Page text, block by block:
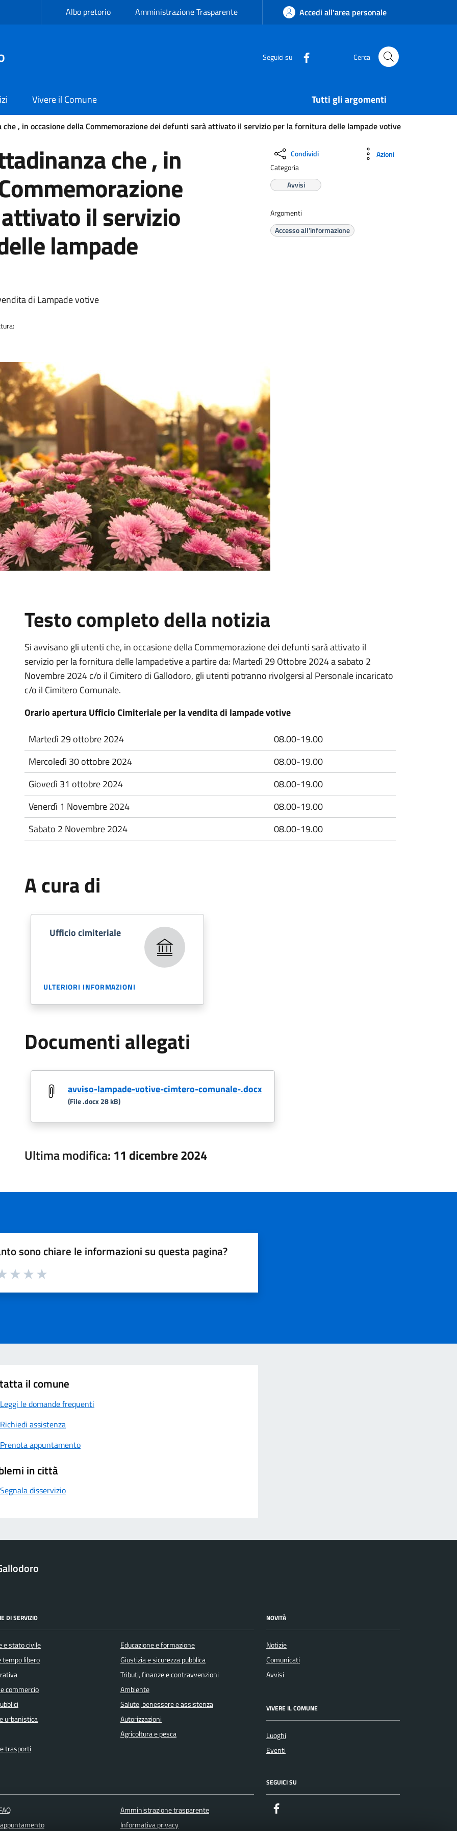
Albo pretorio Amministrazione Trasparente Accedi all'area personale
Seguici su Cerca
Vivere il Comune Tutti gli argomenti
, in occasione della Commemorazione dei defunti sarà attivato il servizio per la fornitura delle lampade votive
che , in
il servizio
lampade
di Lampade votive
Argomenti
Accesso all'informazione
Categoria
Avvisi
Condividi Azioni
Testo completo della notizia
Si avvisano gli utenti che, in occasione della Commemorazione dei defunti sarà attivato il
servizio per la fornitura delle lampadetive a partire da: Martedì 29 Ottobre 2024 a sabato 2
Novembre 2024 c/o il Cimitero di Gallodoro, gli utenti potranno rivolgersi al Personale incaricato
c/o il Cimitero Comunale.
Orario apertura Ufficio Cimiteriale per la vendita di lampade votive
Martedì 29 ottobre 2024
08.00-19.00
Mercoledì 30 ottobre 2024
08.00-19.00
Giovedì 31 ottobre 2024
08.00-19.00
Venerdì 1 Novembre 2024
08.00-19.00
Sabato 2 Novembre 2024
08.00-19.00
A cura di
Ufficio cimiteriale
ULTERIORI INFORMAZIONI
Documenti allegati
avviso-lampade-votive-cimtero-comunale-.docx
(File .docx 28 kB)
Ultima modifica: 11 dicembre 2024
sono chiare le informazioni su questa pagina?
il comune
Leggi le domande frequenti
Richiedi assistenza
Prenota appuntamento
in città
Segnala disservizio
DI SERVIZIO
e stato civile
tempo libero
commercio
urbanistica
trasporti
Educazione e formazione
Giustizia e sicurezza pubblica
Tributi, finanze e contravvenzioni
Ambiente
Salute, benessere e assistenza
Autorizzazioni
Agricoltura e pesca
NOVITÀ
Notizie
Comunicati
Avvisi
VIVERE IL COMUNE
Luoghi
Eventi
Amministrazione trasparente
Informativa privacy
SEGUICI SU